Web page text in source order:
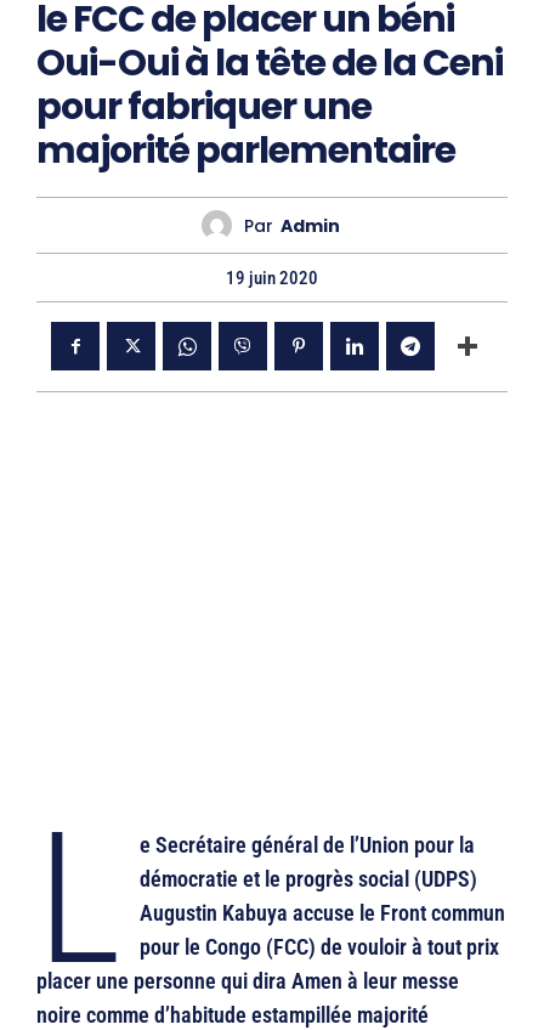
le FCC de placer un béni
Oui-Oui à la tête de la Ceni
pour fabriquer une
majorité parlementaire
Par Admin
19 juin 2020
L
e Secrétaire général de l’Union pour la
démocratie et le progrès social (UDPS)
Augustin Kabuya accuse le Front commun
pour le Congo (FCC) de vouloir à tout prix
placer une personne qui dira Amen à leur messe
noire comme d’habitude estampillée majorité